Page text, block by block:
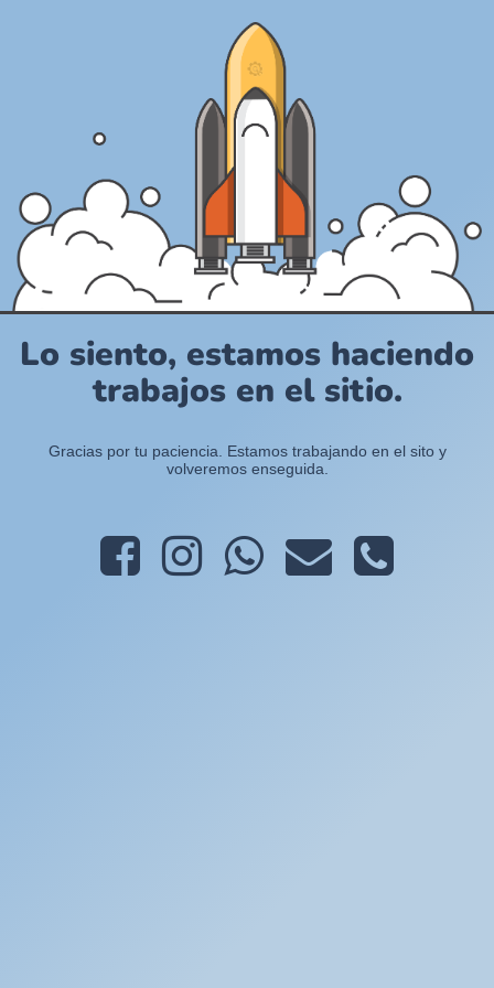
Lo siento, estamos haciendo
trabajos en el sitio.
Gracias por tu paciencia. Estamos trabajando en el sito y
volveremos enseguida.